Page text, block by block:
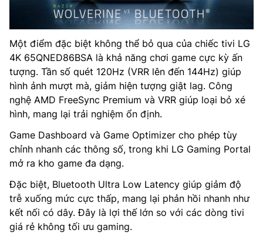
Một điểm đặc biệt không thể bỏ qua của chiếc tivi LG
4K 65QNED86BSA là khả năng chơi game cực kỳ ấn
tượng. Tần số quét 120Hz (VRR lên đến 144Hz) giúp
hình ảnh mượt mà, giảm hiện tượng giật lag. Công
nghệ AMD FreeSync Premium và VRR giúp loại bỏ xé
hình, mang lại trải nghiệm ổn định.
Game Dashboard và Game Optimizer cho phép tùy
chỉnh nhanh các thông số, trong khi LG Gaming Portal
mở ra kho game đa dạng.
Đặc biệt, Bluetooth Ultra Low Latency giúp giảm độ
trễ xuống mức cực thấp, mang lại phản hồi nhanh như
kết nối có dây. Đây là lợi thế lớn so với các dòng tivi
giá rẻ không tối ưu gaming.